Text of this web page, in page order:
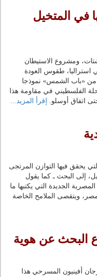
في المتخيل
ومشروع الاستيطان
طقوس العودة
من «باب الشمس» نموذجا
الفلسطيني في مقاومة هذا
اتفاق أوسلو.
إقرأ المزيد...
يحقق فيها التوازن المرتجى
إلى البحث ـ كما يقول
الجديدة التي يكتبها ما
ويتقصى الملامح الخاصة
البحث عن هوية
أفينيون المسرحي هذا